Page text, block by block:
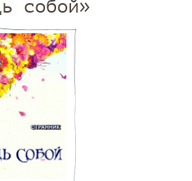
собой»